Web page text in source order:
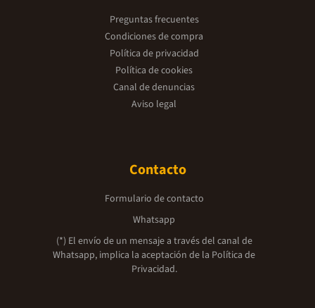
Preguntas frecuentes
Condiciones de compra
Política de privacidad
Política de cookies
Canal de denuncias
Aviso legal
Contacto
Formulario de contacto
Whatsapp
(*) El envío de un mensaje a través del canal de
Whatsapp, implica la aceptación de la Política de
Privacidad.